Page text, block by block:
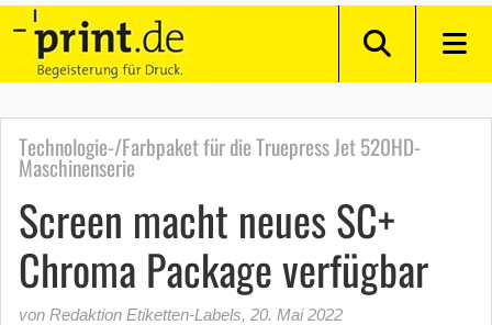
Technologie-/Farbpaket für die Truepress Jet 520HD-
Maschinenserie
Screen macht neues SC+
Chroma Package verfügbar
von Redaktion Etiketten-Labels, 20. Mai 2022